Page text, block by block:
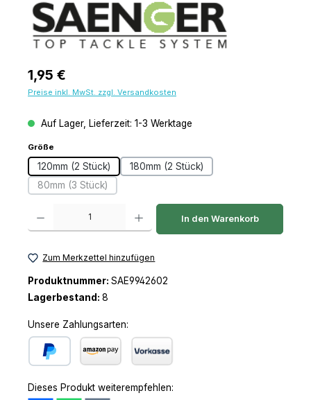
Regulärer Preis:
1,95 €
Preise inkl. MwSt. zzgl. Versandkosten
Auf Lager, Lieferzeit: 1-3 Werktage
Größe
120mm (2 Stück)
180mm (2 Stück)
80mm (3 Stück)(Diese Option ist zurzeit nicht verfügbar.)
Produkt Anzahl: Gib den gewünschten Wert ein oder benutze die
In den Warenkorb
Zum Merkzettel hinzufügen
Produktnummer: SAE9942602
Lagerbestand: 8
Unsere Zahlungsarten:
Dieses Produkt weiterempfehlen: